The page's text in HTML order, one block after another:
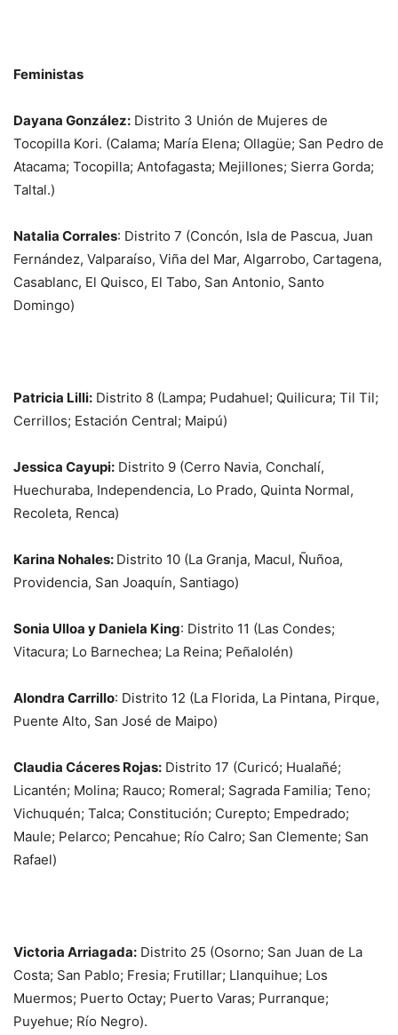
Feministas
Dayana González: Distrito 3 Unión de Mujeres de
Tocopilla Kori. (Calama; María Elena; Ollagüe; San Pedro de
Atacama; Tocopilla; Antofagasta; Mejillones; Sierra Gorda;
Taltal.)
Natalia Corrales: Distrito 7 (Concón, Isla de Pascua, Juan
Fernández, Valparaíso, Viña del Mar, Algarrobo, Cartagena,
Casablanc, El Quisco, El Tabo, San Antonio, Santo
Domingo)
Patricia Lilli: Distrito 8 (Lampa; Pudahuel; Quilicura; Til Til;
Cerrillos; Estación Central; Maipú)
Jessica Cayupi: Distrito 9 (Cerro Navia, Conchalí,
Huechuraba, Independencia, Lo Prado, Quinta Normal,
Recoleta, Renca)
Karina Nohales: Distrito 10 (La Granja, Macul, Ñuñoa,
Providencia, San Joaquín, Santiago)
Sonia Ulloa y Daniela King: Distrito 11 (Las Condes;
Vitacura; Lo Barnechea; La Reina; Peñalolén)
Alondra Carrillo: Distrito 12 (La Florida, La Pintana, Pirque,
Puente Alto, San José de Maipo)
Claudia Cáceres Rojas: Distrito 17 (Curicó; Hualañé;
Licantén; Molina; Rauco; Romeral; Sagrada Familia; Teno;
Vichuquén; Talca; Constitución; Curepto; Empedrado;
Maule; Pelarco; Pencahue; Río Calro; San Clemente; San
Rafael)
Victoria Arriagada: Distrito 25 (Osorno; San Juan de La
Costa; San Pablo; Fresia; Frutillar; Llanquihue; Los
Muermos; Puerto Octay; Puerto Varas; Purranque;
Puyehue; Río Negro).